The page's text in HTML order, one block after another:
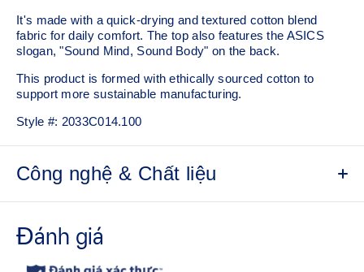
It's made with a quick-drying and textured cotton blend
fabric for daily comfort. The top also features the ASICS
slogan, "Sound Mind, Sound Body" on the back.
This product is formed with ethically sourced cotton to
support more sustainable manufacturing.
Style #: 2033C014.100
Công nghệ & Chất liệu
Textured cotton fabric.
"Sound Mind, Sound Body" slogan on the back.